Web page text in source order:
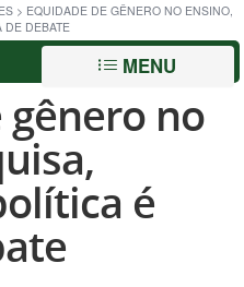
> EQUIDADE DE GÊNERO NO ENSINO,
DE DEBATE
MENU
gênero no
é